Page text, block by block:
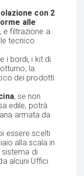
con 2
alle
, e filtrazione a
tecnico
i bordi, i kit di
la
dei prodotti
, se non
edile, potrà
armata da
essere scelti
alla scala in
sistema di
alcuni Uffici